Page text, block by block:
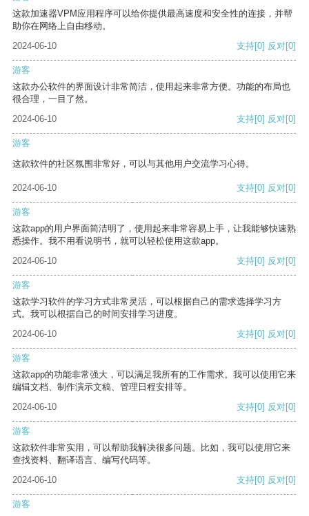
这款加速器VPM应用程序可以给你提供最高速度和安全性的连接，并帮
助你在网络上自由移动。
2024-06-10
支持[0] 反对[0]
游客
这款办公软件的界面设计非常简洁，使用起来非常方便。功能的布局也
很合理，一目了然。
2024-06-10
支持[0] 反对[0]
游客
这款软件的社区氛围非常好，可以与其他用户交流学习心得。
2024-06-10 支持[0] 反对[0]
游客
这款app的用户界面简洁明了，使用起来非常容易上手，让我能够快速熟
悉操作。我不用看说明书，就可以轻松使用这款app。
2024-06-10
支持[0] 反对[0]
游客
这款学习软件的学习方式非常灵活，可以根据自己的需求选择学习方
式。我可以根据自己的时间安排学习进度。
2024-06-10
支持[0] 反对[0]
游客
这款app的功能非常强大，可以满足我所有的工作需求。我可以使用它来
编辑文档、制作演示文稿、管理日程安排等。
2024-06-10
支持[0] 反对[0]
游客
这款软件非常实用，可以帮助我解决很多问题。比如，我可以使用它来
查找资料、翻译语言、编写代码等。
2024-06-10
支持[0] 反对[0]
游客